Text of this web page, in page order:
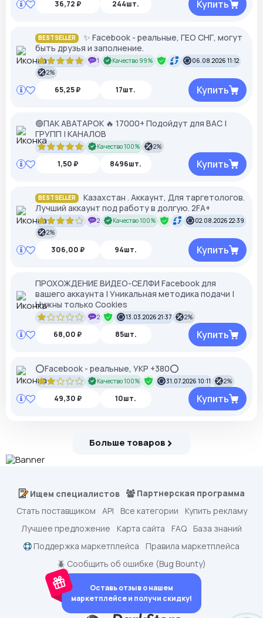
36,72 ₽ 244шт. Купить
BESTSELLER
✨ Facebook - реальные, ГЕО СНГ, могут
быть друзья и заполнение.
1 Качество 99%
06.08.2026 11:12
2%
65,25 ₽ 17шт. Купить
🟢ПАК АВАТАРОК 🔥 17000+ Подойдут для ВАС |
ГРУПП | КАНАЛОВ
Качество 100% 2%
1,50 ₽ 8496шт. Купить
BESTSELLER
Казахстан . Аккаунт, Для таргетологов.
Лучший аккаунт под работу в долгую. 2FA+
2 Качество 100%
02.08.2026 22:39
2%
306,00 ₽ 94шт. Купить
ПРОХОЖДЕНИЕ ВИДЕО-СЕЛФИ Facebook для
вашего аккаунта | Уникальная методика подачи |
Нужны только Cookies
2 13.03.2026 21:37 2%
68,00 ₽ 85шт. Купить
⭕Facebook - реальные, УКР +380⭕
Качество 100% 31.07.2026 10:11 2%
49,30 ₽ 10шт. Купить
Больше товаров
Ищем специалистов
Партнерская программа
Стать поставщиком
API Все категории
Купить рекламу
Лучшее предложение
Карта сайта FAQ
База знаний
Поддержка маркетплейса
Правила маркетплейса
🪲 Сообщить об ошибке (Bug Bounty)
Оставь отзыв о нашем
маркетплейсе и получи скидку!